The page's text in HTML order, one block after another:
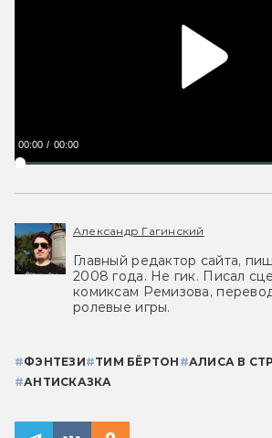
00:00 00:00
Александр Гагинский
Главный редактор сайта,
2008 года. Не гик. Писал
комиксам Ремизова,
ролевые игры.
#ФЭНТЕЗИ#ТИМ БЁРТОН #АЛИСА В
#АНТИСКАЗКА